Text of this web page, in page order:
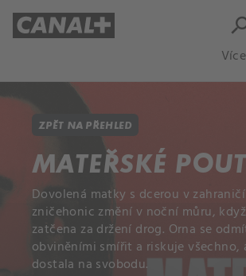
Více
ZPĚT NA PŘEHLED
MATEŘSKÉ
Dovolená matky s dcerou v
zničehonic změní v noční můru,
zatčena za držení drog. Orna se
obviněními smířit a riskuje všechno,
dostala na svobodu.